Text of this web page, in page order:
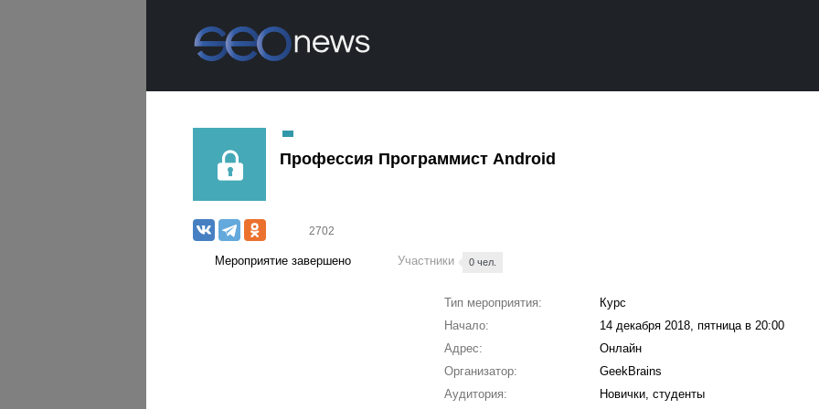
Профессия Программист Android
2702
Мероприятие завершено Участники 0 чел.
Тип мероприятия:
Курс
Начало:
14 декабря 2018, пятница в 20:00
Адрес:
Онлайн
Организатор:
GeekBrains
Аудитория:
Новички, студенты